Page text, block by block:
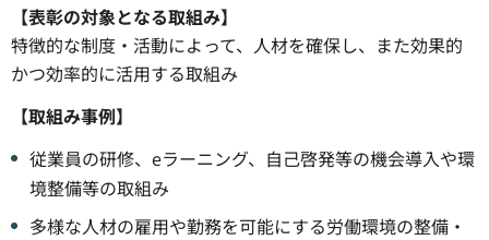
【表彰の対象となる取組み】
特徴的な制度・活動によって、人材を確保し、また効果的
かつ効率的に活用する取組み
【取組み事例】
従業員の研修、eラーニング、自己啓発等の機会導入や環
境整備等の取組み
多様な人材の雇用や勤務を可能にする労働環境の整備・